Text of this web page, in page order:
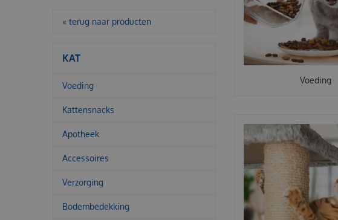
Voeding
« terug naar producten
KAT
Voeding
Kattensnacks
Apotheek
Accessoires
Verzorging
Bodembedekking